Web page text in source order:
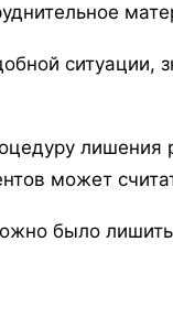
лишения
может
было лишить